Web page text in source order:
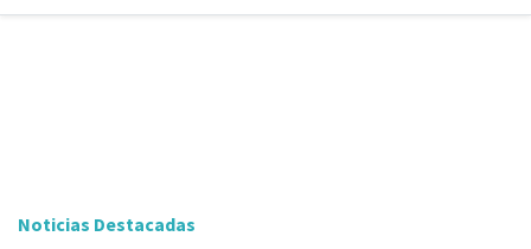
Noticias Destacadas